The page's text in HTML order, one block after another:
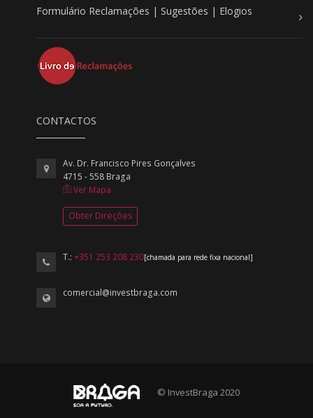
Formulário Reclamações | Sugestões | Elogios
CONTACTOS
Av. Dr. Francisco Pires Gonçalves
4715 - 558 Braga
Ver Mapa
Obter Direções
T.:+351 253 208 230[chamada para rede fixa nacional]
comercial@investbraga.com
© InvestBraga 2020